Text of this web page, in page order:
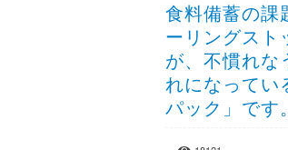
食料備蓄の課
ーリングスト
が、不慣れな
れになってい
パック」です。